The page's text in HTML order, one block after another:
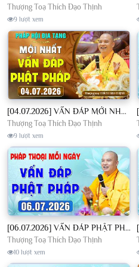
Thượng Toạ Thích Đạo Thịnh
9 lượt xem
[04.07.2026] VẤN ĐÁP MỚI NHẤT - Pháp Hội Địa Tạng Chùa Khai Nguyên | TT. Thích Đạo Thịnh
Thượng Toạ Thích Đạo Thịnh
9 lượt xem
[06.07.2026] VẤN ĐÁP PHẬT PHÁP - Nghe Thầy giảng Pháp mỗi ngày CÔNG ĐỨC VÔ LƯỢNG│TT. Thích Đạo Thịnh
Thượng Toạ Thích Đạo Thịnh
10 lượt xem